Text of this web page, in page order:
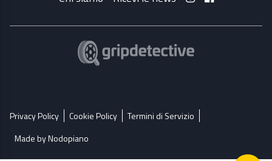
Privacy Policy Cookie Policy
Termini di Servizio
Made by Nodopiano